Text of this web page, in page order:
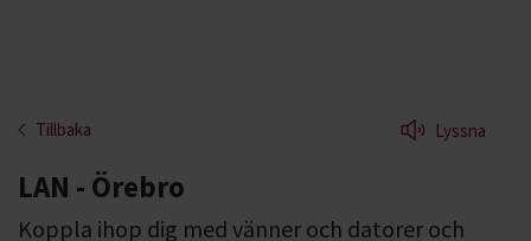
Tillbaka Lyssna
LAN - Örebro
Koppla ihop dig med vänner och datorer och